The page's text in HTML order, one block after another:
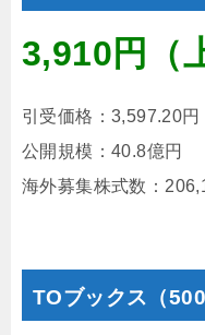
3,910円（
引受価格：3,597.20円
公開規模：40.8億円
海外募集株式数：
TOブックス（